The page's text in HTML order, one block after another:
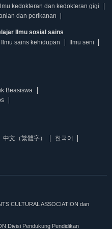
Ilmu kedokteran dan kedokteran gigi
dan perikanan
Ilmu sosial sains
Ilmu sains kehidupan
Ilmu seni
Beasiswa
中文（繁體字）
한국어
CULTURAL ASSOCIATION dan
Divisi Pendukung Pendidikan